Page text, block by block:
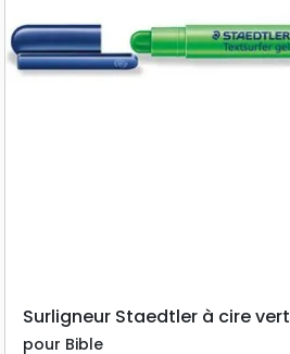
Surligneur Staedtler à cire vert
pour Bible